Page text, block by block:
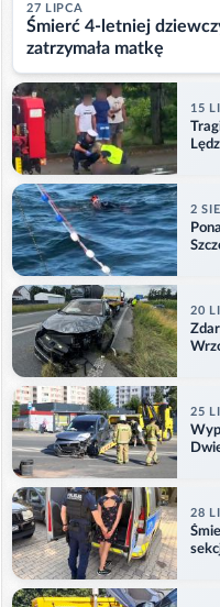
27 LIPCA
Śmierć 4-letniej
zatrzymała matkę
15
2
20
25
28